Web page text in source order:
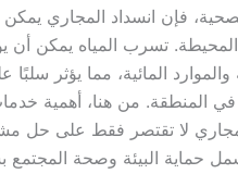
فإن انسداد المجاري يمكن
المحيطة. تسرب المياه يمكن أن
المائية، مما يؤثر سلبًا
في المنطقة. من هنا، أهمية
لا تقتصر فقط على حل
حماية البيئة وصحة